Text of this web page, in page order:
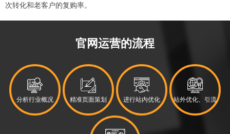
次转化和老客户的复购率。
官网运营的流程
分析行业概况 精准页面策划 进行站内优化 站外优化、引流